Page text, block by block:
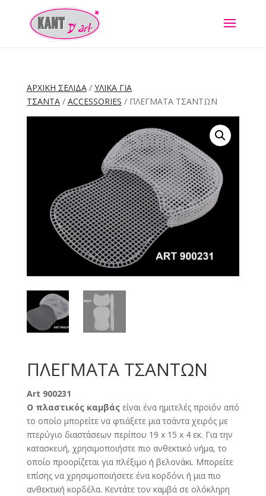
ΑΡΧΙΚΉ ΣΕΛΊΔΑ/ ΥΛΙΚΑ ΓΙΑ
ΤΣΑΝΤΑ/ ACCESSORIES / ΠΛΕΓΜΑΤΑ ΤΣΑΝΤΩΝ
ΠΛΕΓΜΑΤΑ ΤΣΑΝΤΩΝ
Art 900231
Ο πλαστικός καμβάςείναι ένα ημιτελές προϊόν από
το οποίο μπορείτε να φτιάξετε μια τσάντα χειρός με
πτερύγιο διαστάσεων περίπου 19 x 15 x 4 εκ. Για την
κατασκευή, χρησιμοποιήστε πιο ανθεκτικό νήμα, το
οποίο προορίζεται για πλέξιμο ή βελονάκι. Μπορείτε
επίσης να χρησιμοποιήσετε ένα κορδόνι ή μια πιο
ανθεκτική κορδέλα. Κεντάτε τον καμβά σε ολόκληρη